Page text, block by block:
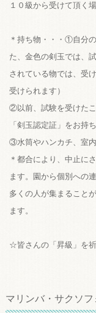
１０級から受けて頂
＊持ち物・・・①自分
た、金色の剣玉では、
されている物では、受
受けられます）
②以前、試験を受けた
「剣玉認定証」をお持
③水筒やハンカチ、室
＊都合により、中止に
ます。園から個別への
多くの人が集まること
ます。
☆皆さんの「昇級」を祈
マリンバ・サクソフ